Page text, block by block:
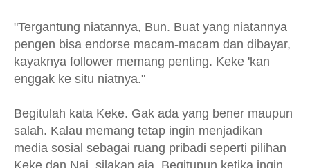
"Tergantung niatannya, Bun. Buat yang niatannya
pengen bisa endorse macam-macam dan dibayar,
kayaknya follower memang penting. Keke 'kan
enggak ke situ niatnya."
Begitulah kata Keke. Gak ada yang bener maupun
salah. Kalau memang tetap ingin menjadikan
media sosial sebagai ruang pribadi seperti pilihan
Keke dan Nai, silakan aja. Begitupun ketika ingin